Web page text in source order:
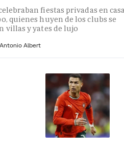
fiestas privadas en
quienes huyen de los clubs se
villas y yates de lujo
Antonio Albert